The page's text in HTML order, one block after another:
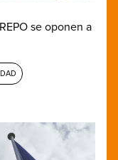
se oponen a